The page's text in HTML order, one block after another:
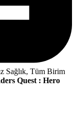
Sağlık, Tüm Birim
Quest : Hero